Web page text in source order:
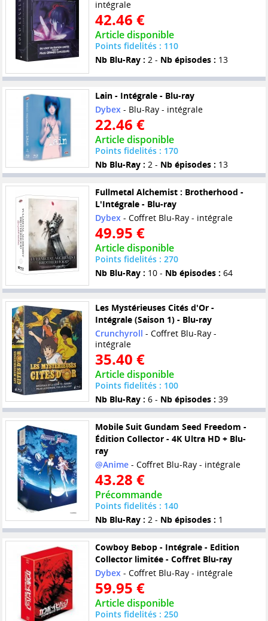
intégrale
42.46 €
Article disponible
Points fidelités : 110
Nb Blu-Ray : 2 - Nb épisodes : 13
Lain - Intégrale - Blu-ray
Dybex- Blu-Ray - intégrale
22.46 €
Article disponible
Points fidelités : 170
Nb Blu-Ray : 2 - Nb épisodes : 13
Fullmetal Alchemist : Brotherhood -
L'Intégrale - Blu-ray
Dybex- Coffret Blu-Ray - intégrale
49.95 €
Article disponible
Points fidelités : 270
Nb Blu-Ray : 10 - Nb épisodes : 64
Les Mystérieuses Cités d'Or -
Intégrale (Saison 1) - Blu-ray
Crunchyroll - Coffret Blu-Ray -
intégrale
35.40 €
Article disponible
Points fidelités : 100
Nb Blu-Ray : 6 - Nb épisodes : 39
Mobile Suit Gundam Seed Freedom -
Édition Collector - 4K Ultra HD + Blu-
ray
@Anime- Coffret Blu-Ray - intégrale
43.28 €
Précommande
Points fidelités : 140
Nb Blu-Ray : 2 - Nb épisodes : 1
Cowboy Bebop - Intégrale - Edition
Collector limitée - Coffret Blu-ray
Dybex- Coffret Blu-Ray - intégrale
59.95 €
Article disponible
Points fidelités : 250